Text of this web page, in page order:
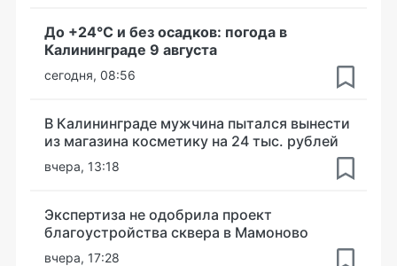
До +24°С и без осадков: погода в
Калининграде 9 августа
сегодня, 08:56
В Калининграде мужчина пытался вынести
из магазина косметику на 24 тыс. рублей
вчера, 13:18
Экспертиза не одобрила проект
благоустройства сквера в Мамоново
вчера, 17:28